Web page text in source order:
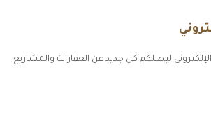
الإلكتروني ليصلكم كل جديد عن العقارات والمشاريع